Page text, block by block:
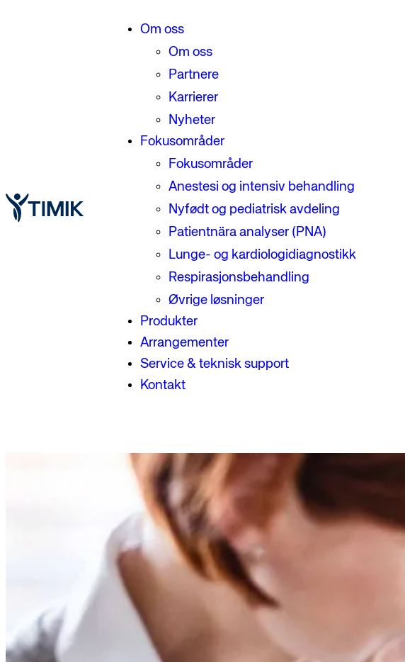
Om oss
Om oss
Partnere
Karrierer
Nyheter
Fokusområder
Fokusområder
Anestesi og intensiv behandling
Nyfødt og pediatrisk avdeling
Patientnära analyser (PNA)
Lunge- og kardiologidiagnostikk
Respirasjonsbehandling
Øvrige løsninger
Produkter
Arrangementer
Service & teknisk support
Kontakt